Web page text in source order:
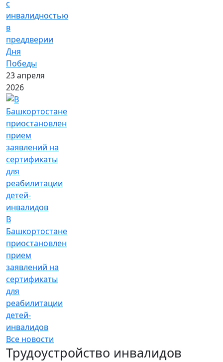
с
инвалидностью
в
преддверии
Дня
Победы
23 апреля
2026
В
Башкортостане
приостановлен
прием
заявлений на
сертификаты
для
реабилитации
детей-
инвалидов
Все новости
Трудоустройство инвалидов